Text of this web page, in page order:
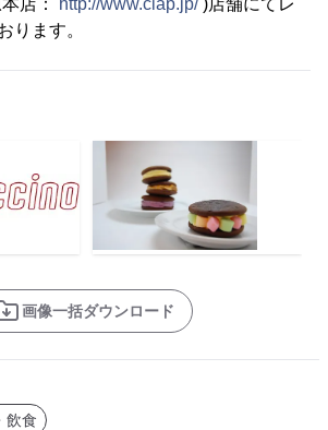
店：
http://www.ciap.jp/)店舗にてレ
ります。
画像一括ダウンロード
飲食